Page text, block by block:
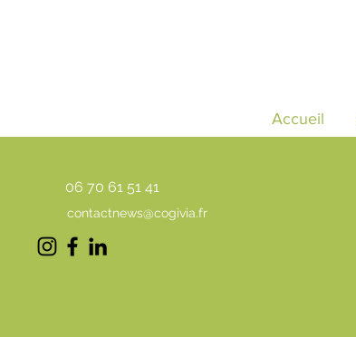
Accueil
06 70 61 51 41
contactnews@cogivia.fr